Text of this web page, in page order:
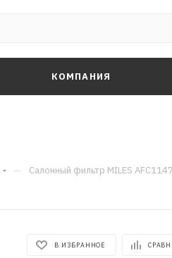
КОМПАНИЯ
— Салонный фильтр MILES AFC1147
В ИЗБРАННОЕ